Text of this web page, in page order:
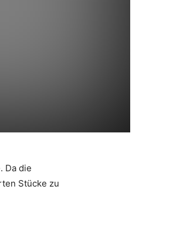
Da die
Stücke zu